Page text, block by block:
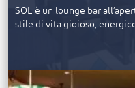
SOL è un lounge bar
stile di vita gioioso,